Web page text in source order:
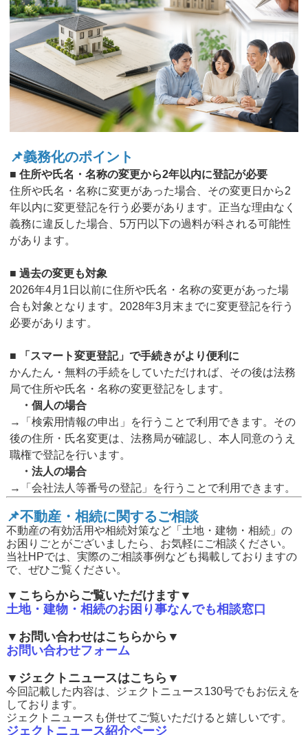
📌義務化のポイント
■ 住所や氏名・名称の変更から2年以内に登記が必要
住所や氏名・名称に変更があった場合、その変更日から2
年以内に変更登記を行う必要があります。正当な理由なく
義務に違反した場合、5万円以下の過料が科される可能性
があります。
■ 過去の変更も対象
2026年4月1日以前に住所や氏名・名称の変更があった場
合も対象となります。2028年3月末までに変更登記を行う
必要があります。
■ 「スマート変更登記」で手続きがより便利に
かんたん・無料の手続をしていただければ、その後は法務
局で住所や氏名・名称の変更登記をします。
・個人の場合
→「検索用情報の申出」を行うことで利用できます。その
後の住所・氏名変更は、法務局が確認し、本人同意のうえ
職権で登記を行います。
・法人の場合
→「会社法人等番号の登記」を行うことで利用できます。
📌不動産・相続に関するご相談
不動産の有効活用や相続対策など「土地・建物・相続」の
お困りごとがございましたら、お気軽にご相談ください。
当社HPでは、実際のご相談事例なども掲載しておりますの
で、ぜひご覧ください。
▼こちらからご覧いただけます▼
土地・建物・相続のお困り事なんでも相談窓口
▼お問い合わせはこちらから▼
お問い合わせフォーム
▼ジェクトニュースはこちら▼
今回記載した内容は、ジェクトニュース130号でもお伝えを
しております。
ジェクトニュースも併せてご覧いただけると嬉しいです。
ジェクトニュース紹介ページ